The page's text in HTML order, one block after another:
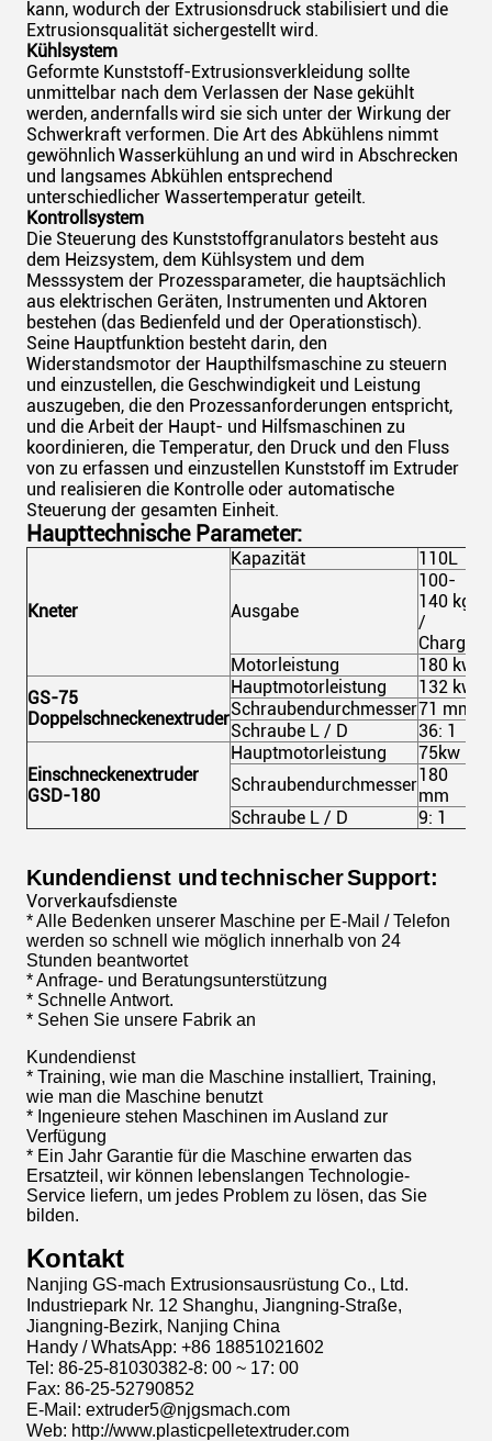
kann, wodurch der Extrusionsdruck stabilisiert und die
Extrusionsqualität sichergestellt wird.
Kühlsystem
Geformte Kunststoff-Extrusionsverkleidung sollte
unmittelbar nach dem Verlassen der Nase gekühlt
werden,andernfallswird sie sich unter der Wirkung der
Schwerkraft verformen. Die Art des Abkühlens nimmt
gewöhnlich Wasserkühlung an und wird in Abschrecken
und langsames Abkühlen entsprechend
unterschiedlicher Wassertemperatur geteilt.
Kontrollsystem
Die Steuerung des Kunststoffgranulators besteht aus
dem Heizsystem, dem Kühlsystem und dem
Messsystem der Prozessparameter, die hauptsächlich
aus elektrischen Geräten, Instrumenten und Aktoren
bestehen (das Bedienfeld und der Operationstisch).
Seine Hauptfunktion besteht darin, den
Widerstandsmotor der Haupthilfsmaschine zu steuern
und einzustellen, die Geschwindigkeit und Leistung
auszugeben, die den Prozessanforderungen entspricht,
und die Arbeit der Haupt- und Hilfsmaschinen zu
koordinieren, die Temperatur, den Druck und den Fluss
von zu erfassen und einzustellen Kunststoff im Extruder
und realisieren die Kontrolle oder automatische
Steuerung der gesamten Einheit.
Haupttechnische Parameter:
Kneter
Kapazität 110L
Ausgabe
100-
140 kg
/
Charge
Motorleistung
180 kw
GS-75
Doppelschneckenextruder
Hauptmotorleistung
132 kw
Schraubendurchmesser71 mm
Schraube L / D
36: 1
Einschneckenextruder
GSD-180
Hauptmotorleistung
75kw
Schraubendurchmesser180
mm
Schraube L / D
9: 1
Kundendienst und technischerSupport:
Vorverkaufsdienste
* Alle Bedenken unserer Maschine per E-Mail / Telefon
werden so schnell wie möglich innerhalb von 24
Stunden beantwortet
* Anfrage- und Beratungsunterstützung
* Schnelle Antwort.
* Sehen Sie unsere Fabrik an
Kundendienst
* Training, wie man die Maschine installiert, Training,
wie man die Maschine benutzt
* Ingenieure stehen Maschinen im Ausland zur
Verfügung
* Ein Jahr Garantie für die Maschine erwarten das
Ersatzteil, wir können lebenslangen Technologie-
Service liefern, um jedes Problem zu lösen, das Sie
bilden.
Kontakt
Nanjing GS-mach Extrusionsausrüstung Co., Ltd.
Industriepark Nr. 12 Shanghu, Jiangning-Straße,
Jiangning-Bezirk, Nanjing China
Handy / WhatsApp: +86 18851021602
Tel: 86-25-81030382-8: 00 ~ 17: 00
Fax: 86-25-52790852
E-Mail: extruder5@njgsmach.com
Web: http://www.plasticpelletextruder.com